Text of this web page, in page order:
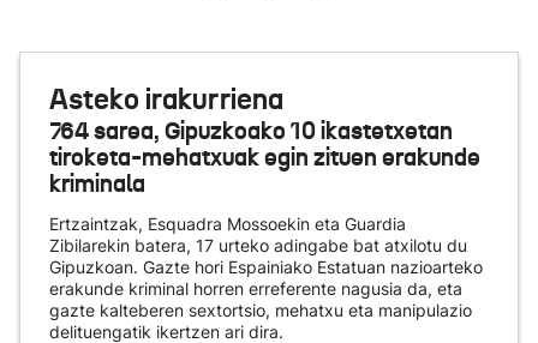
Asteko irakurriena
764 sarea, Gipuzkoako 10 ikastetxetan
tiroketa-mehatxuak egin zituen erakunde
kriminala
Ertzaintzak, Esquadra Mossoekin eta Guardia
Zibilarekin batera, 17 urteko adingabe bat atxilotu du
Gipuzkoan. Gazte hori Espainiako Estatuan nazioarteko
erakunde kriminal horren erreferente nagusia da, eta
gazte kalteberen sextortsio, mehatxu eta manipulazio
delituengatik ikertzen ari dira.